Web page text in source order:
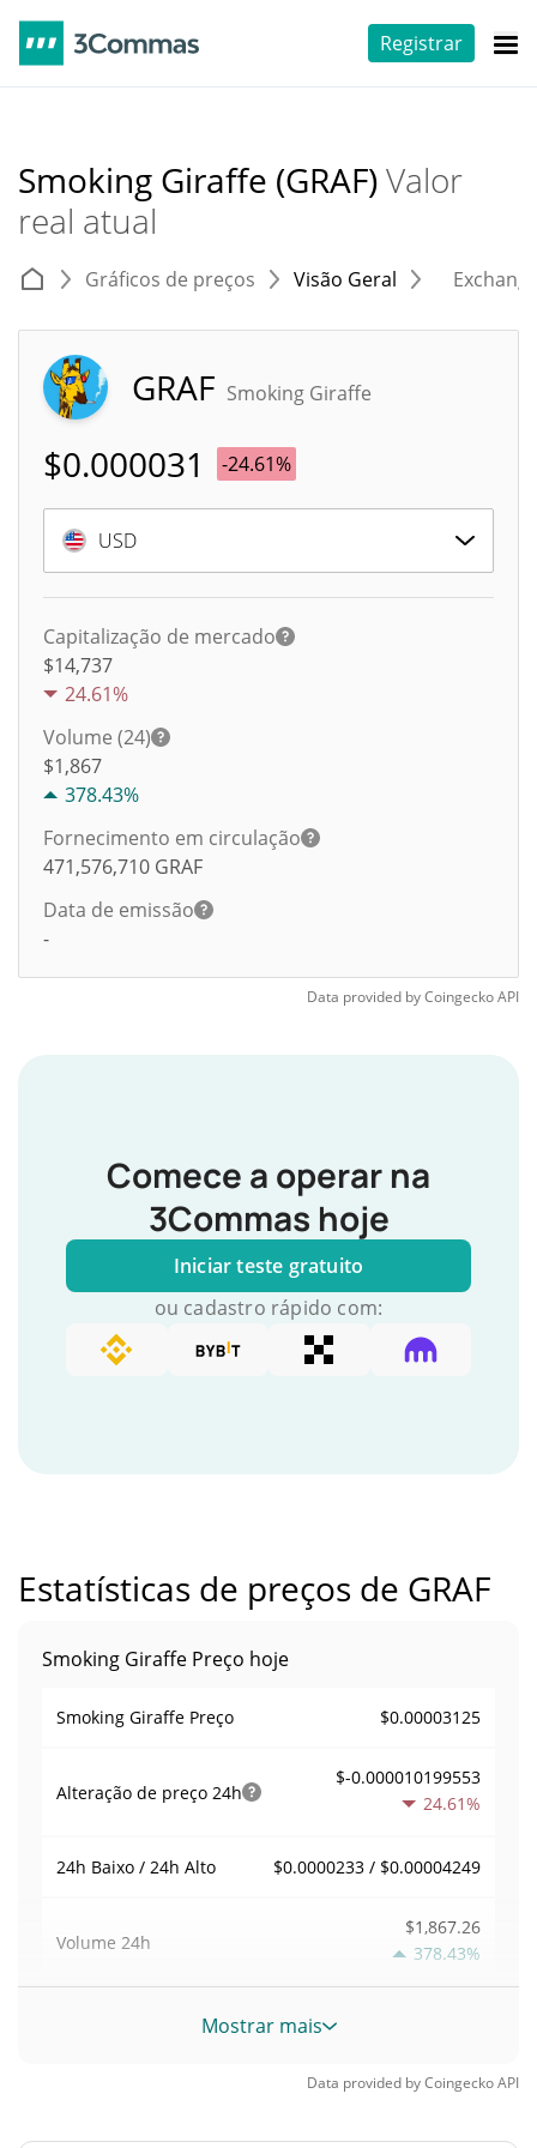
Registrar
Smoking Giraffe (GRAF)Valor
real atual
Gráficos de preços Visão Geral
GRAF Smoking Giraffe
$0.000031 -24.61%
USD
Capitalização de mercado
$14,737
24.61%
Volume (24)
$1,867
378.43%
Fornecimento em circulação
471,576,710 GRAF
Data de emissão
-
Data provided byCoingeckoAPI
Comece a operar na
3Commas hoje
Iniciar teste gratuito
ou cadastro rápido com:
Estatísticas de preços de GRAF
Smoking Giraffe Preço hoje
Smoking Giraffe Preço $0.00003125
Alteração de preço 24h
$-0.000010199553
24.61%
24h Baixo / 24h Alto $0.0000233 / $0.00004249
Volume 24h
$1,867.26
378.43%
Volume / Limite deMostrar mais
Data provided byCoingeckoAPI